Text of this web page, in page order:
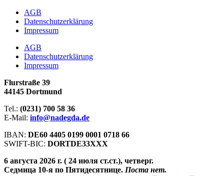
АGB
Datenschutzerklärung
Impressum
АGB
Datenschutzerklärung
Impressum
Flurstraße 39
44145 Dortmund
Tel.: (0231) 700 58 36
E-Mail: info@nadegda.de
IBAN: DE60 4405 0199 0001 0718 66
SWIFT-BIC: DORTDE33XXX
6 августа 2026 г. ( 24 июля ст.ст.), четверг.
Седмица 10-я по Пятидесятнице. Поста нет.